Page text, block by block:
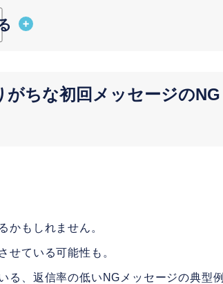
合は？
がちな初回メッセージのNG
かもしれません。
せている可能性も。
る、返信率の低いNGメッセージの典型例